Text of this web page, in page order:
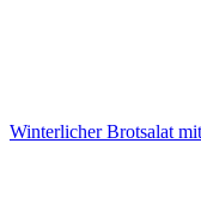
Winterlicher Brotsalat